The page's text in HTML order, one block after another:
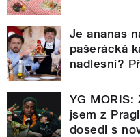
Je ananas
pašerácká
nadlesní?
YG
jsem z
dosedl s